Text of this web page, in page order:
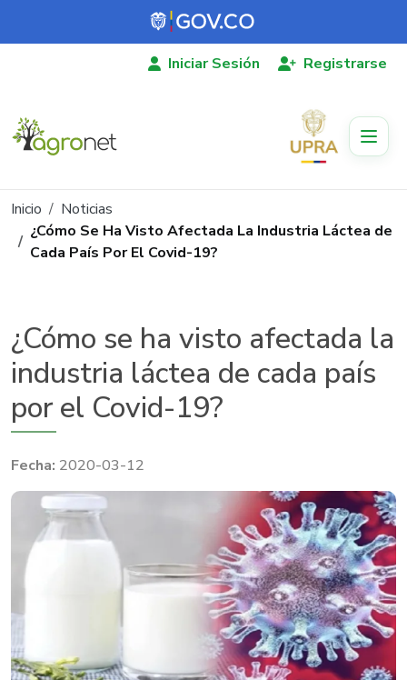
Pasar al contenido principal
Iniciar Sesión Registrarse
Ruta de navegación
Inicio
Noticias
¿Cómo Se Ha Visto Afectada La Industria Láctea de
Cada País Por El Covid-19?
¿Cómo se ha visto afectada la
industria láctea de cada país
por el Covid-19?
2020-03-12